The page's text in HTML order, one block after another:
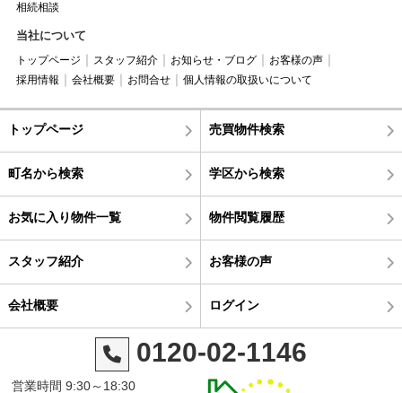
相続相談
当社について
トップページ スタッフ紹介 お知らせ・ブログ
お客様の声
採用情報
会社概要 お問合せ 個人情報の取扱いについて
トップページ 売買物件検索
町名から検索 学区から検索
お気に入り物件一覧 物件閲覧履歴
スタッフ紹介 お客様の声
会社概要 ログイン
0120-02-1146
営業時間 9:30～18:30